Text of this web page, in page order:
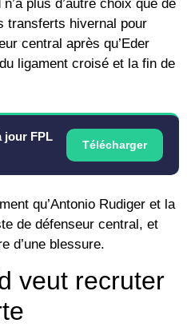
plus d’autre choix que de
transferts hivernal pour
central après qu’Eder
ligament croisé et la fin de
jour FPL
Télécharger
qu’Antonio Rudiger et la
de défenseur central, et
d’une blessure.
veut recruter